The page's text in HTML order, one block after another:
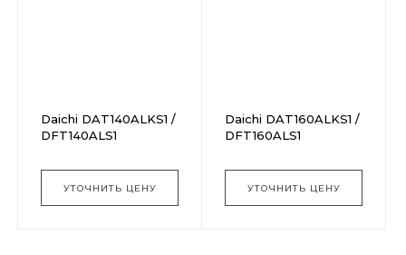
Daichi DAT140ALKS1 /
DFT140ALS1
УТОЧНИТЬ ЦЕНУ
Daichi DAT160ALKS1 /
DFT160ALS1
УТОЧНИТЬ ЦЕНУ